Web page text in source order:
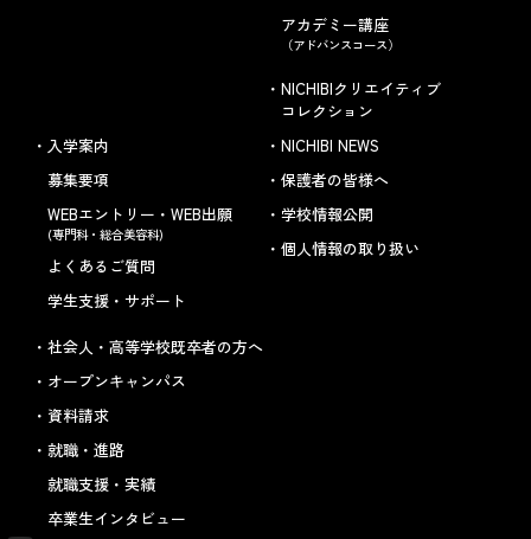
アカデミー講座
（アドバンスコース）
NICHIBIクリエイティブ
コレクション
入学案内
募集要項
WEBエントリー・WEB出願
(専門科・総合美容科)
よくあるご質問
学生支援・サポート
社会人・高等学校既卒者の方へ
オープンキャンパス
資料請求
就職・進路
就職支援・実績
卒業生インタビュー
NICHIBI NEWS
保護者の皆様へ
学校情報公開
個人情報の取り扱い